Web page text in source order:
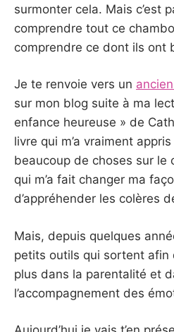
surmonter cela. Mais c’est
comprendre tout ce
comprendre ce dont ils ont
Je te renvoie vers un
sur mon blog suite à ma
enfance heureuse » de
livre qui m’a vraiment
beaucoup de choses sur le
qui m’a fait changer ma
d’appréhender les colères
Mais, depuis quelques
petits outils qui sortent afin
plus dans la parentalité et
l’accompagnement des